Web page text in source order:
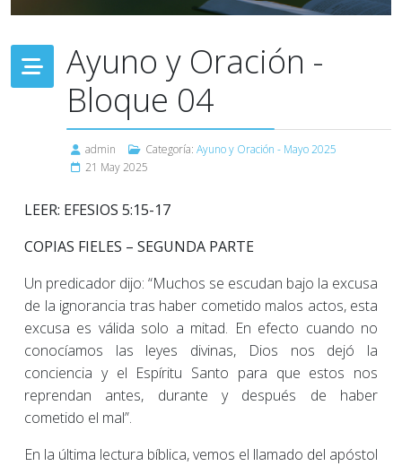
Ayuno y Oración -
Bloque 04
admin Categoría: Ayuno y Oración - Mayo 2025
21 May 2025
LEER: EFESIOS 5:15-17
COPIAS FIELES – SEGUNDA PARTE
Un predicador dijo: “Muchos se escudan bajo la excusa
de la ignorancia tras haber cometido malos actos, esta
excusa es válida solo a mitad. En efecto cuando no
conocíamos las leyes divinas, Dios nos dejó la
conciencia y el Espíritu Santo para que estos nos
reprendan antes, durante y después de haber
cometido el mal”.
En la última lectura bíblica, vemos el llamado del apóstol